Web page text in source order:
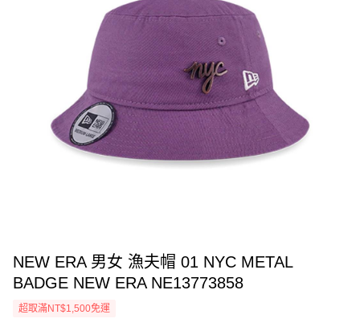
NEW ERA 男女 漁夫帽 01 NYC METAL
BADGE NEW ERA NE13773858
超取滿NT$1,500免運